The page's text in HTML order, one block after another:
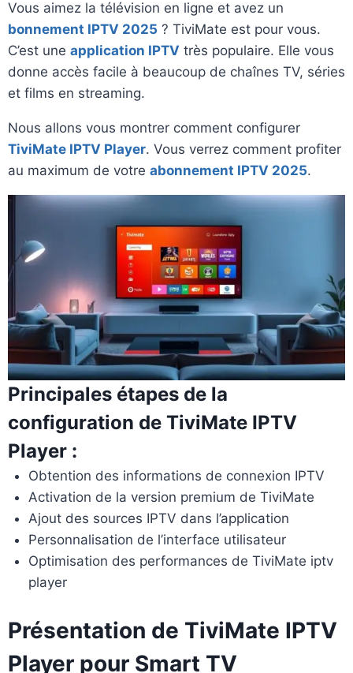
Vous aimez la télévision en ligne et avez un
bonnement IPTV 2025 ? TiviMate est pour vous.
C’est une application IPTV très populaire. Elle vous
donne accès facile à beaucoup de chaînes TV, séries
et films en streaming.
Nous allons vous montrer comment configurer
TiviMate IPTV Player. Vous verrez comment profiter
au maximum de votre abonnement IPTV 2025.
Principales étapes de la
configuration de TiviMate IPTV
Player :
Obtention des informations de connexion IPTV
Activation de la version premium de TiviMate
Ajout des sources IPTV dans l’application
Personnalisation de l’interface utilisateur
Optimisation des performances de TiviMate iptv
player
Présentation de TiviMate IPTV
Player pour Smart TV